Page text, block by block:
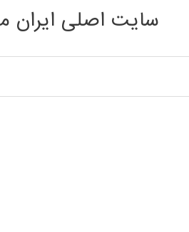
سایت اصلی ایران